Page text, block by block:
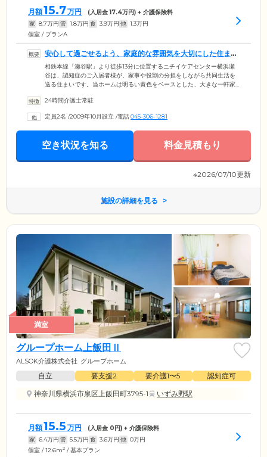
月額15.7万円 (入居金17.4万円) + 介護保険料
家 8.7万円 管 1.8万円 食 3.9万円 他 1.3万円
個室 / プランA
安心して過ごせるよう、家庭的な雰囲気を大切にした住まい
です
相鉄本線「瀬谷駅」より徒歩13分に位置するニチイケアセンター横浜瀬
谷は、認知症のご入居者様が、家事や役割の分担をしながら共同生活を
送る住まいです。当ホームは明るい黄色をベースとした、大きな一軒家
に配慮した、個室をご用意しました。お部屋内には、これまでご使用さ
な空間づくりが可能です。共有スペースには畳のお部屋がございますの
で、落ち着いてホッとくつろいでいただけます。広く明るいテラスで
お楽しみください。
24時間介護士常駐
定員2名 /2009年10月設立 /電話045-306-1281
空き状況を知る 料金見積もり
※2026/07/10更新
施設の詳細を見る
満室
グループホーム上飯田Ⅱ
ALSOK介護株式会社 グループホーム
自立 要支援2 要介護1〜5
認知症可
神奈川県横浜市泉区上飯田町3795-1
いずみ野駅
月額15.5 万円 (入居金 0円) + 介護保険料
家 6.4万円 管 5.5万円 食 3.6万円 他 0万円
個室 / 12.6m2 / 基本プラン